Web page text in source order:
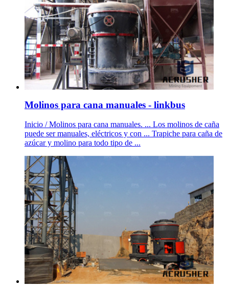
Molinos para cana manuales - linkbus
Inicio / Molinos para cana manuales. ... Los molinos de caña
puede ser manuales, eléctricos y con ... Trapiche para caña de
azúcar y molino para todo tipo de ...